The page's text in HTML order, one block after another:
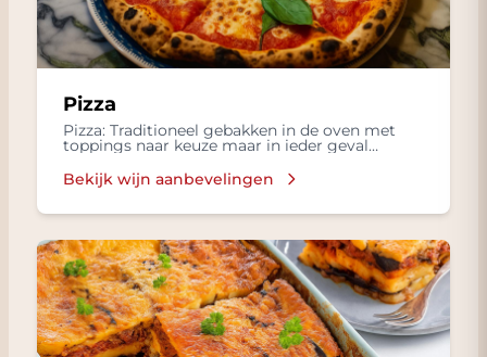
Pizza
Pizza: Traditioneel gebakken in de oven met
toppings naar keuze maar in ieder geval
Bekijk wijn aanbevelingen